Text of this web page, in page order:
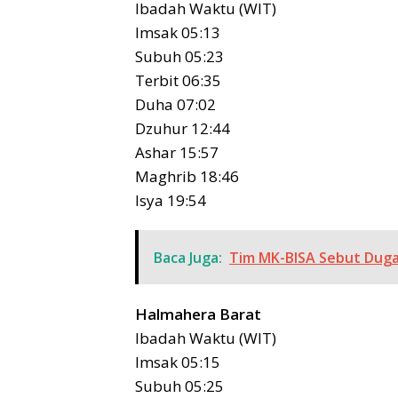
Ibadah Waktu (WIT)
Imsak 05:13
Subuh 05:23
Terbit 06:35
Duha 07:02
Dzuhur 12:44
Ashar 15:57
Maghrib 18:46
Isya 19:54
Baca Juga: Tim MK-BISA Sebut
Halmahera Barat
Ibadah Waktu (WIT)
Imsak 05:15
Subuh 05:25